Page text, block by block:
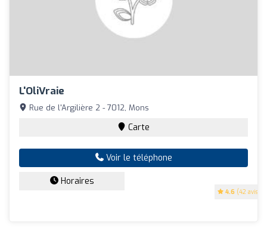
L'OliVraie
4.6 (42 avis)
Rue de l'Argilière 2 - 7012, Mons
Carte
Voir le téléphone
Horaires